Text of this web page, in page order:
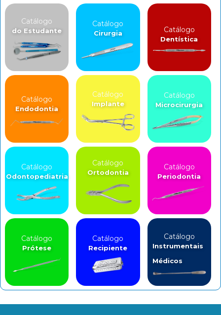
Catálogo
do Estudante
Catálogo
Cirurgia Catálogo
Dentística
Catálogo
Endodontia
Catálogo
Implante
Catálogo
Microcirurgia
Catálogo
Odontopediatria
Catálogo
Ortodontia
Catálogo
Periodontia
Catálogo
Prótese
Catálogo
Recipiente
Catálogo
Instrumentais
Médicos